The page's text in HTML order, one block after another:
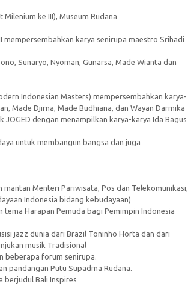
ke III), Museum Rudana
karya senirupa maestro Srihadi
Sunaryo, Nyoman, Gunarsa, Made Wianta dan
Indonesian Masters) mempersembahkan karya-
Made Djirna, Made Budhiana, dan Wayan Darmika
dengan menampilkan karya-karya Ida Bagus
untuk membangun bangsa dan juga
Menteri Pariwisata, Pos dan Telekomunikasi,
Indonesia bidang kebudayaan)
tema Harapan Pemuda bagi Pemimpin Indonesia
jazz dunia dari Brazil Toninho Horta dan dari
musik Tradisional
beberapa forum senirupa.
pandangan Putu Supadma Rudana.
berjudul Bali Inspires